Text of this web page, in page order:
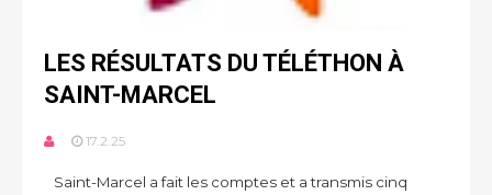
LES RÉSULTATS DU TÉLÉTHON À
SAINT-MARCEL
17.2.25
Saint-Marcel a fait les comptes et a transmis cinq